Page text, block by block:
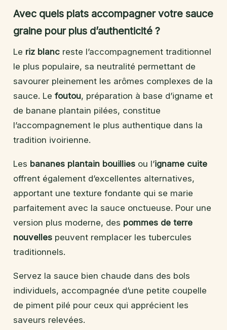
Avec quels plats accompagner votre sauce
graine pour plus d’authenticité ?
Le riz blanc reste l’accompagnement traditionnel
le plus populaire, sa neutralité permettant de
savourer pleinement les arômes complexes de la
sauce. Le foutou, préparation à base d’igname et
de banane plantain pilées, constitue
l’accompagnement le plus authentique dans la
tradition ivoirienne.
Les bananes plantain bouillies ou l’igname cuite
offrent également d’excellentes alternatives,
apportant une texture fondante qui se marie
parfaitement avec la sauce onctueuse. Pour une
version plus moderne, des pommes de terre
nouvelles peuvent remplacer les tubercules
traditionnels.
Servez la sauce bien chaude dans des bols
individuels, accompagnée d’une petite coupelle
de piment pilé pour ceux qui apprécient les
saveurs relevées.